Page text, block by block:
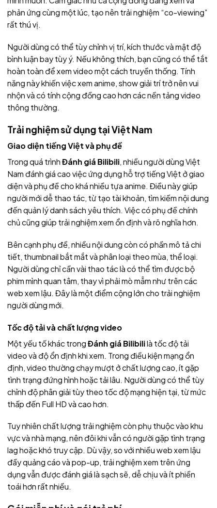
phản ứng cùng một lúc, tạo nên trải nghiệm “co-viewing”
rất thú vị.
Người dùng có thể tùy chỉnh vị trí, kích thước và mật độ
bình luận bay tùy ý. Nếu không thích, bạn cũng có thể tắt
hoàn toàn để xem video một cách truyền thống. Tính
năng này khiến việc xem anime, show giải trí trở nên vui
nhộn và có tính cộng đồng cao hơn các nền tảng video
thông thường.
Trải nghiệm sử dụng tại Việt Nam
Giao diện tiếng Việt và phụ đề
Trong quá trìnhĐánh giá Bilibili, nhiều người dùng Việt
Nam đánh giá cao việc ứng dụng hỗ trợ tiếng Việt ở giao
diện và phụ đề cho khá nhiều tựa anime. Điều này giúp
người mới dễ thao tác, từ tạo tài khoản, tìm kiếm nội dung
đến quản lý danh sách yêu thích. Việc có phụ đề chính
chủ cũng giúp trải nghiệm xem ổn định và rõ nghĩa hơn.
Bên cạnh phụ đề, nhiều nội dung còn có phần mô tả chi
tiết, thumbnail bắt mắt và phân loại theo mùa, thể loại.
Người dùng chỉ cần vài thao tác là có thể tìm được bộ
phim mình quan tâm, thay vì phải mò mẫm như trên các
web xem lậu. Đây là một điểm cộng lớn cho trải nghiệm
người dùng mới.
Tốc độ tải và chất lượng video
Một yếu tố khác trongĐánh giá Bilibililà tốc độ tải
video và độ ổn định khi xem. Trong điều kiện mạng ổn
định, video thường chạy mượt ở chất lượng cao, ít gặp
tình trạng đứng hình hoặc tải lâu. Người dùng có thể tùy
chỉnh độ phân giải tùy theo tốc độ mạng hiện tại, từ mức
thấp đến Full HD và cao hơn.
Tuy nhiên chất lượng trải nghiệm còn phụ thuộc vào khu
vực và nhà mạng, nên đôi khi vẫn có người gặp tình trạng
lag hoặc khó truy cập. Dù vậy, so với nhiều web xem lậu
đầy quảng cáo và pop-up, trải nghiệm xem trên ứng
dụng vẫn được đánh giá là sạch sẽ, dễ chịu và ít phiền
toái hơn rất nhiều.